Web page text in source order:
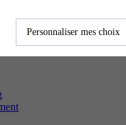
filière les plus
Personnaliser mes choix